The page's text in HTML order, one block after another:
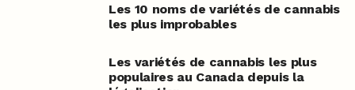
Les 10 noms de variétés de cannabis
les plus improbables
Les variétés de cannabis les plus
populaires au Canada depuis la